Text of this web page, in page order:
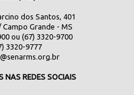
dos Santos, 401
Campo Grande - MS
ou (67) 3320-9700
3320-9777
NAS REDES SOCIAIS